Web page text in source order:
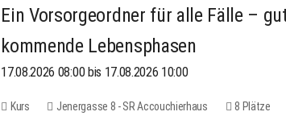
Ein Vorsorgeordner für alle Fälle –
kommende Lebensphasen
17.08.2026 08:00 bis 17.08.2026 10:00
Kurs Jenergasse 8 - SR Accouchierhaus 8 Plätze